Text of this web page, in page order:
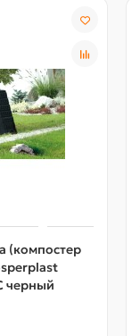
(компостер
черный